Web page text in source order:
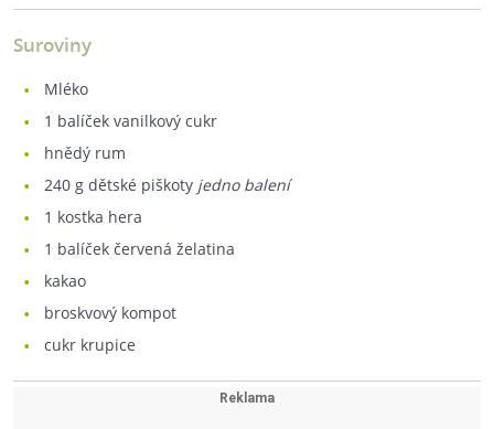
Suroviny
mléko
1 balíček vanilkový cukr
hnědý rum
240 g dětské piškoty jedno balení
1 kostka hera
1 balíček červená želatina
kakao
broskvový kompot
cukr krupice